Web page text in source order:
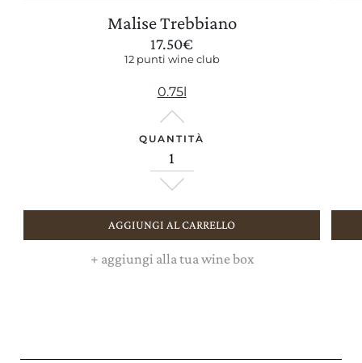
Malise Trebbiano
17.50€
12 punti wine club
0.75l
QUANTITÀ
AGGIUNGI AL CARRELLO
+ aggiungi alla tua wine box